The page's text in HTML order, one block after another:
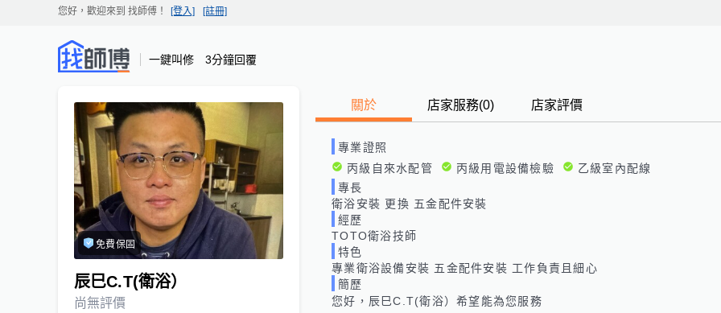
您好，歡迎來到 找師傅 ！ [登入] [註冊]
一鍵叫修 3分鐘回覆
免費保固
辰巳C.T(衛浴）
尚無評價
關於 店家服務(0) 店家評價
專業證照
丙級自來水配管
丙級用電設備檢驗
乙級室內配線
專長
衛浴安裝 更換 五金配件安裝
經歷
TOTO衛浴技師
特色
專業衛浴設備安裝 五金配件安裝 工作負責且細心
簡歷
您好，辰巳C.T(衛浴）希望能為您服務